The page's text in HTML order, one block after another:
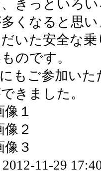
きっといろ
くなると思
いた安全な
のです。
もご参加い
きました。
2012-11-29